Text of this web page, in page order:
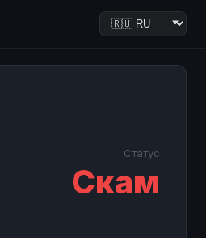
Статус
Скам